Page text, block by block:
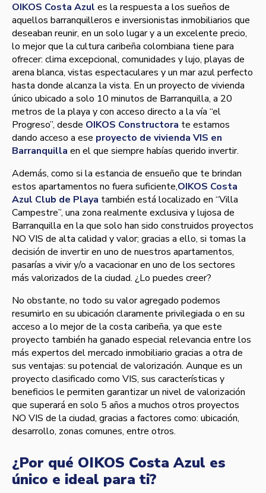
OIKOS Costa Azul es la respuesta a los sueños de
aquellos barranquilleros e inversionistas inmobiliarios que
deseaban reunir, en un solo lugar y a un excelente precio,
lo mejor que la cultura caribeña colombiana tiene para
ofrecer: clima excepcional, comunidades y lujo, playas de
arena blanca, vistas espectaculares y un mar azul perfecto
hasta donde alcanza la vista. En un proyecto de vivienda
único ubicado a solo 10 minutos de Barranquilla, a 20
metros de la playa y con acceso directo a la vía “el
Progreso”, desde OIKOS Constructora te estamos
dando acceso a ese proyecto de vivienda VIS en
Barranquilla en el que siempre habías querido invertir.
Además, como si la estancia de ensueño que te brindan
estos apartamentos no fuera suficiente,OIKOS Costa
Azul Club de Playa también está localizado en “Villa
Campestre”, una zona realmente exclusiva y lujosa de
Barranquilla en la que solo han sido construidos proyectos
NO VIS de alta calidad y valor; gracias a ello, si tomas la
decisión de invertir en uno de nuestros apartamentos,
pasarías a vivir y/o a vacacionar en uno de los sectores
más valorizados de la ciudad. ¿Lo puedes creer?
No obstante, no todo su valor agregado podemos
resumirlo en su ubicación claramente privilegiada o en su
acceso a lo mejor de la costa caribeña, ya que este
proyecto también ha ganado especial relevancia entre los
más expertos del mercado inmobiliario gracias a otra de
sus ventajas: su potencial de valorización. Aunque es un
proyecto clasificado como VIS, sus características y
beneficios le permiten garantizar un nivel de valorización
que superará en solo 5 años a muchos otros proyectos
NO VIS de la ciudad, gracias a factores como: ubicación,
desarrollo, zonas comunes, entre otros.
¿Por qué OIKOS Costa Azul es
único e ideal para ti?